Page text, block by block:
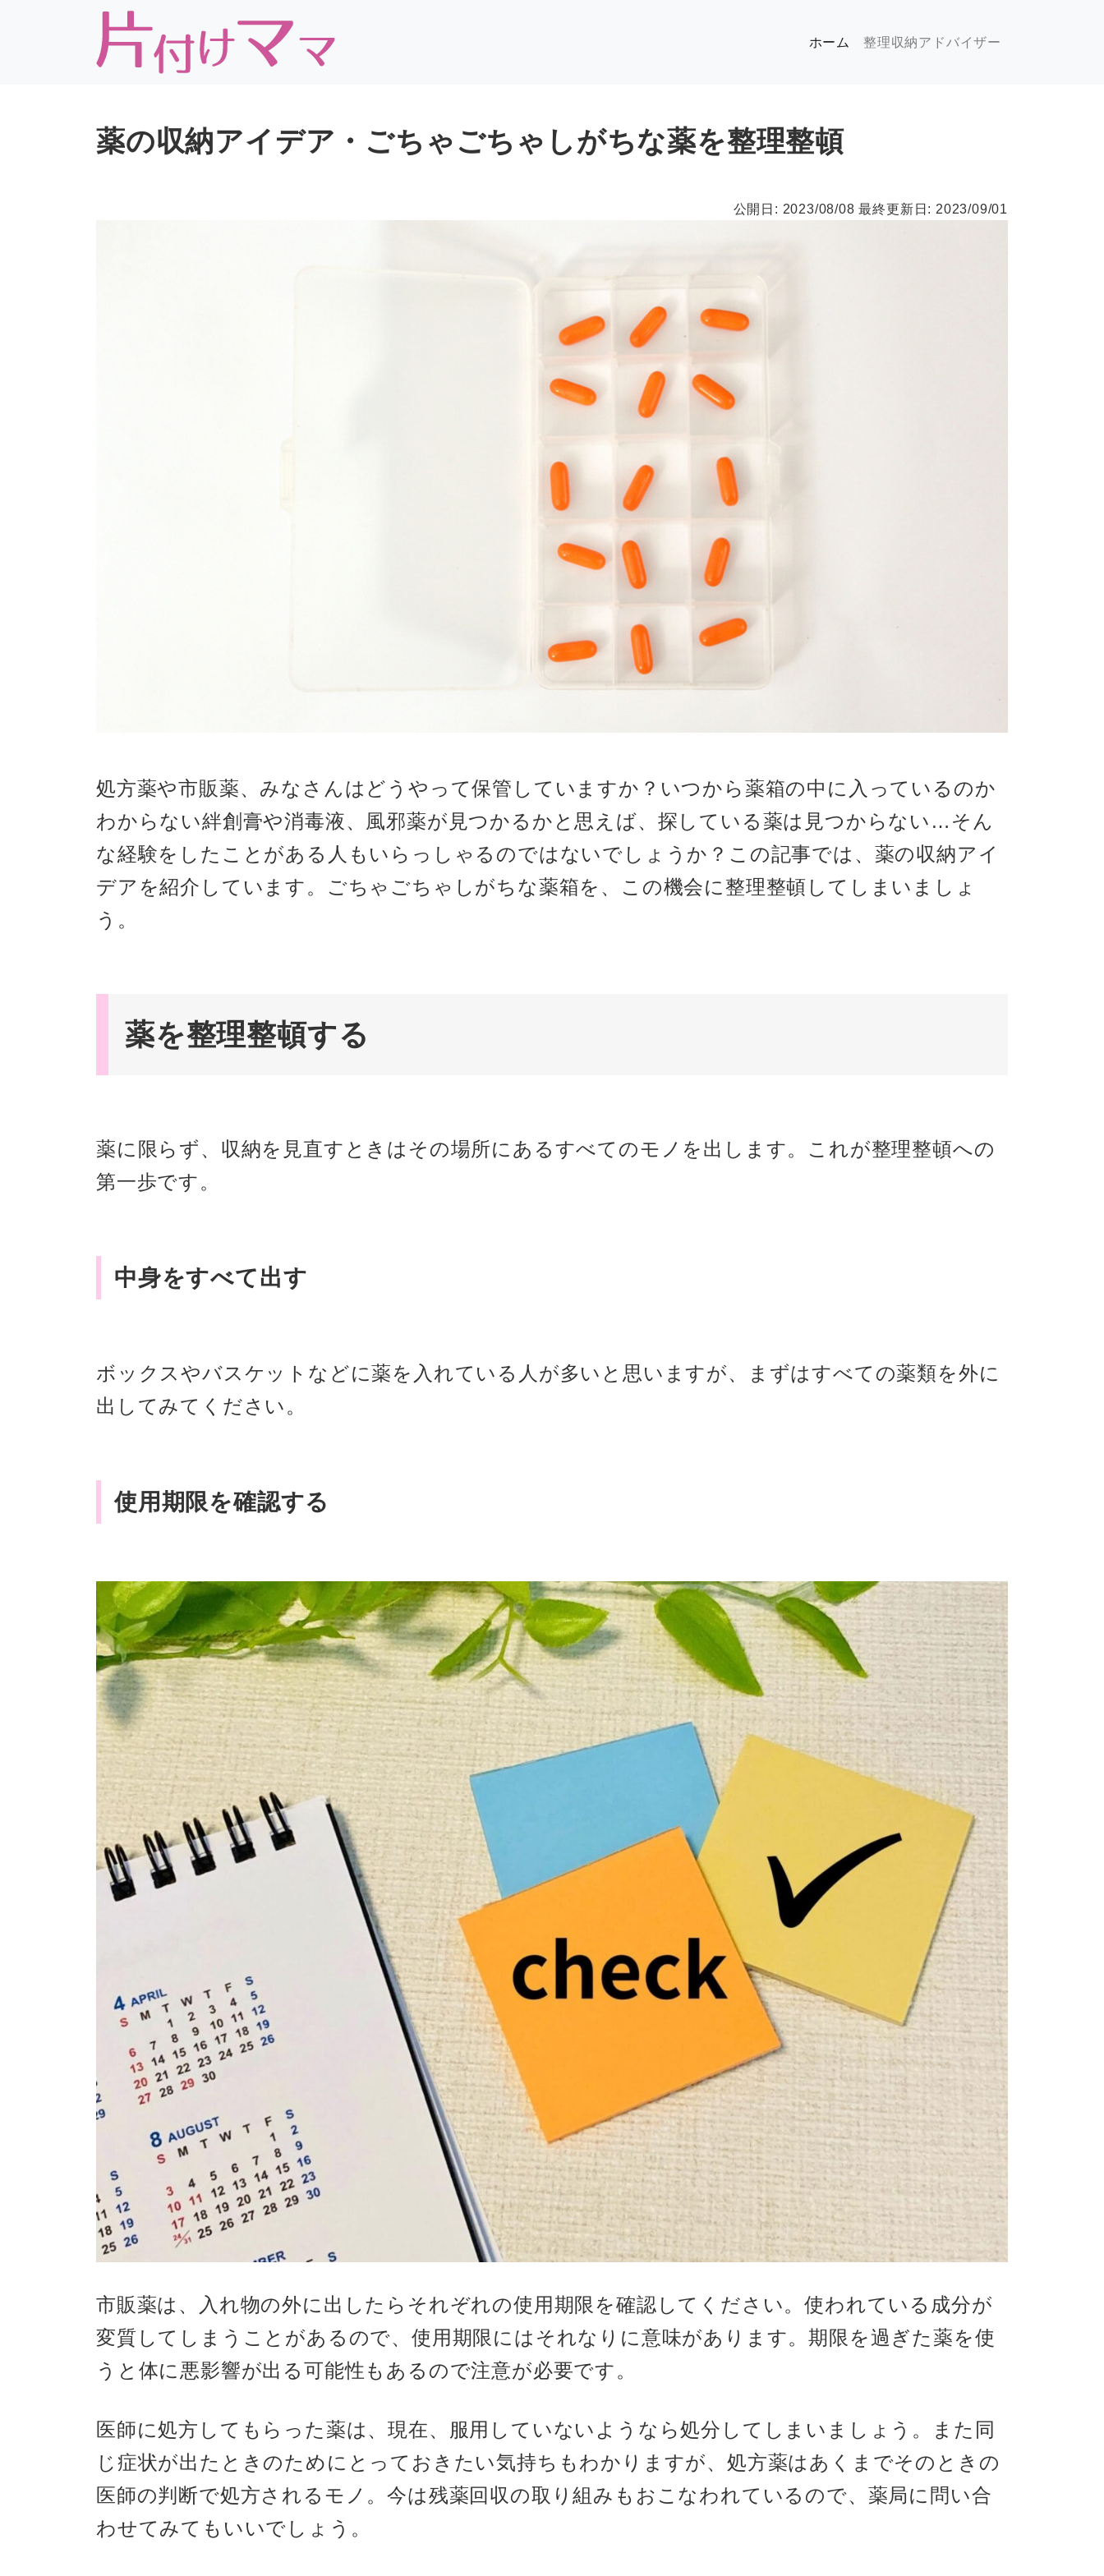
ホーム (現位置)
整理収納アドバイザー
薬の収納アイデア・ごちゃごちゃしがちな薬を整理整頓
公開日: 2023/08/08 最終更新日: 2023/09/01
処方薬や市販薬、みなさんはどうやって保管していますか？いつから薬箱の中に入っているのか
わからない絆創膏や消毒液、風邪薬が見つかるかと思えば、探している薬は見つからない…そん
な経験をしたことがある人もいらっしゃるのではないでしょうか？この記事では、薬の収納アイ
デアを紹介しています。ごちゃごちゃしがちな薬箱を、この機会に整理整頓してしまいましょ
う。
薬を整理整頓する
薬に限らず、収納を見直すときはその場所にあるすべてのモノを出します。これが整理整頓への
第一歩です。
中身をすべて出す
ボックスやバスケットなどに薬を入れている人が多いと思いますが、まずはすべての薬類を外に
出してみてください。
使用期限を確認する
市販薬は、入れ物の外に出したらそれぞれの使用期限を確認してください。使われている成分が
変質してしまうことがあるので、使用期限にはそれなりに意味があります。期限を過ぎた薬を使
うと体に悪影響が出る可能性もあるので注意が必要です。
医師に処方してもらった薬は、現在、服用していないようなら処分してしまいましょう。また同
じ症状が出たときのためにとっておきたい気持ちもわかりますが、処方薬はあくまでそのときの
医師の判断で処方されるモノ。今は残薬回収の取り組みもおこなわれているので、薬局に問い合
わせてみてもいいでしょう。